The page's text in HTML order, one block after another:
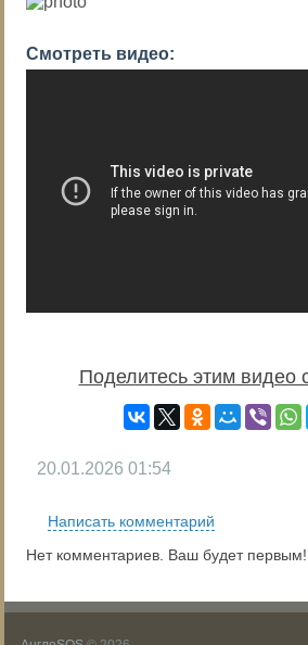
Смотреть видео:
Поделитесь этим видео
20.01.2026 01:54
Написать комментарий
Нет комментариев. Ваш будет первым!